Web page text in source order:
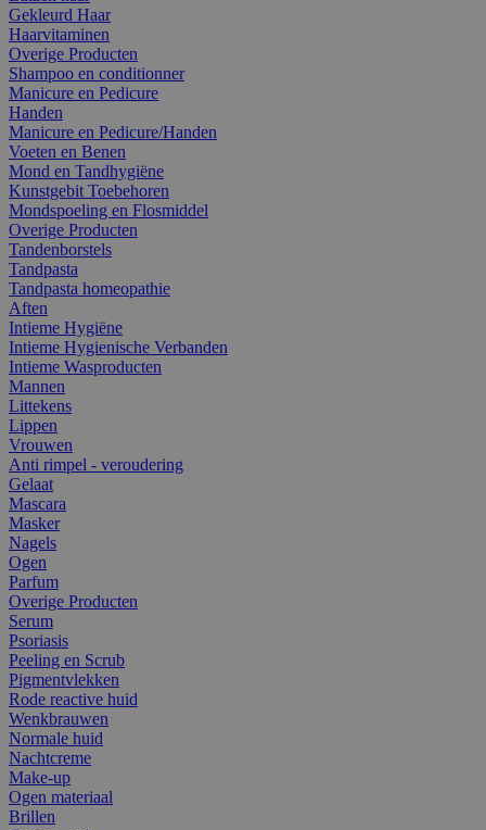
Gekleurd Haar
Haarvitaminen
Overige Producten
Shampoo en conditionner
Manicure en Pedicure
Handen
Manicure en Pedicure/Handen
Voeten en Benen
Mond en Tandhygiëne
Kunstgebit Toebehoren
Mondspoeling en Flosmiddel
Overige Producten
Tandenborstels
Tandpasta
Tandpasta homeopathie
Aften
Intieme Hygiëne
Intieme Hygienische Verbanden
Intieme Wasproducten
Mannen
Littekens
Lippen
Vrouwen
Anti rimpel - veroudering
Gelaat
Mascara
Masker
Nagels
Ogen
Parfum
Overige Producten
Serum
Psoriasis
Peeling en Scrub
Pigmentvlekken
Rode reactive huid
Wenkbrauwen
Normale huid
Nachtcreme
Make-up
Ogen materiaal
Brillen